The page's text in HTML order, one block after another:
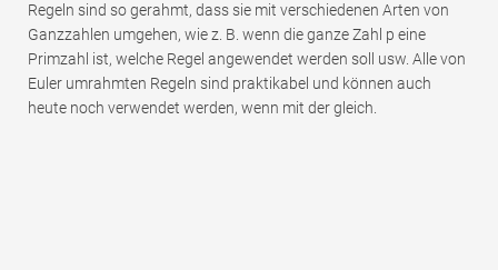
Regeln sind so gerahmt, dass sie mit verschiedenen Arten von
Ganzzahlen umgehen, wie z. B. wenn die ganze Zahl p eine
Primzahl ist, welche Regel angewendet werden soll usw. Alle von
Euler umrahmten Regeln sind praktikabel und können auch
heute noch verwendet werden, wenn mit der gleich.